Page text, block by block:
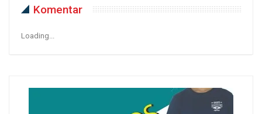
Komentar
Loading...